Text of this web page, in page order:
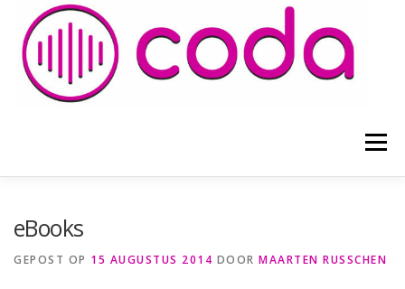
inhoud
springen
Menu
eBooks
GEPOST OP 15 AUGUSTUS 2014 DOOR MAARTEN RUSSCHEN